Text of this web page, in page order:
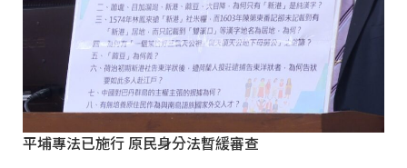
平埔專法已施行 原民身分法暫緩審查